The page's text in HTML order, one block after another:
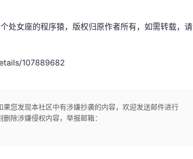
处女座的程序猿，版权归原作者所有，如需转载，请
107889682
果您发现本社区中有涉嫌抄袭的内容，欢迎发送邮件进行
除涉嫌侵权内容，举报邮箱：